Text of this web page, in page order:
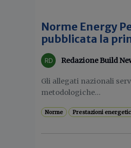
Norme Energy
pubblicata la
Redazione Build
Gli allegati nazionali
metodologiche...
Norme Prestazioni